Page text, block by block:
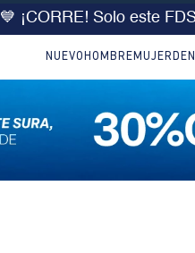
💙 ¡CORRE! Solo este
NUEVO HOMBRE MUJER